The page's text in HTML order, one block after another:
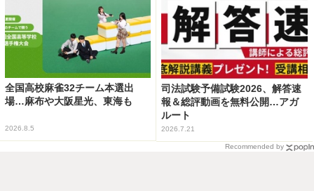
全国高校麻雀32チーム本選出
場…麻布や大阪星光、東海も
2026.8.5
司法試験予備試験2026、解答速
報＆総評動画を無料公開…アガ
ルート
2026.7.21
Recommended by